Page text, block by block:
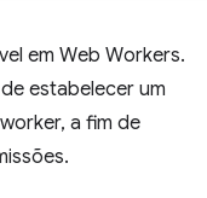
em Web Workers.
estabelecer um
a fim de